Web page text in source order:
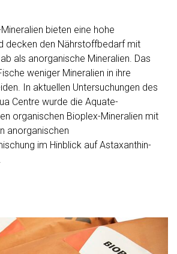
bieten eine hohe
decken den Nährstoffbedarf mit
als anorganische Mineralien. Das
weniger Mineralien in ihre
In aktuellen Untersuchungen des
Centre wurde die Aquate-
organischen Bioplex-Mineralien mit
anorganischen
im Hinblick auf Astaxanthin-